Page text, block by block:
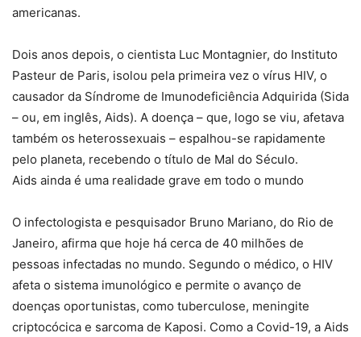
americanas.
Dois anos depois, o cientista Luc Montagnier, do Instituto
Pasteur de Paris, isolou pela primeira vez o vírus HIV, o
causador da Síndrome de Imunodeficiência Adquirida (Sida
– ou, em inglês, Aids). A doença – que, logo se viu, afetava
também os heterossexuais – espalhou-se rapidamente
pelo planeta, recebendo o título de Mal do Século.
Aids ainda é uma realidade grave em todo o mundo
O infectologista e pesquisador Bruno Mariano, do Rio de
Janeiro, afirma que hoje há cerca de 40 milhões de
pessoas infectadas no mundo. Segundo o médico, o HIV
afeta o sistema imunológico e permite o avanço de
doenças oportunistas, como tuberculose, meningite
criptocócica e sarcoma de Kaposi. Como a Covid-19, a Aids